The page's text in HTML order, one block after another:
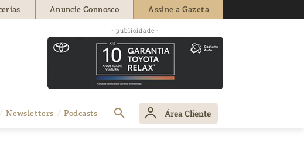
Anuncie Connosco Assine a Gazeta
- publicidade -
Newsletters Podcasts Área Cliente